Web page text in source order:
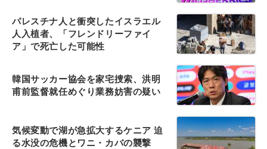
パレスチナ人と衝突したイスラエル
人入植者、「フレンドリーファイ
ア」で死亡した可能性
韓国サッカー協会を家宅捜索、洪明
甫前監督就任めぐり業務妨害の疑い
気候変動で湖が急拡大するケニア 迫
る水没の危機とワニ・カバの襲撃